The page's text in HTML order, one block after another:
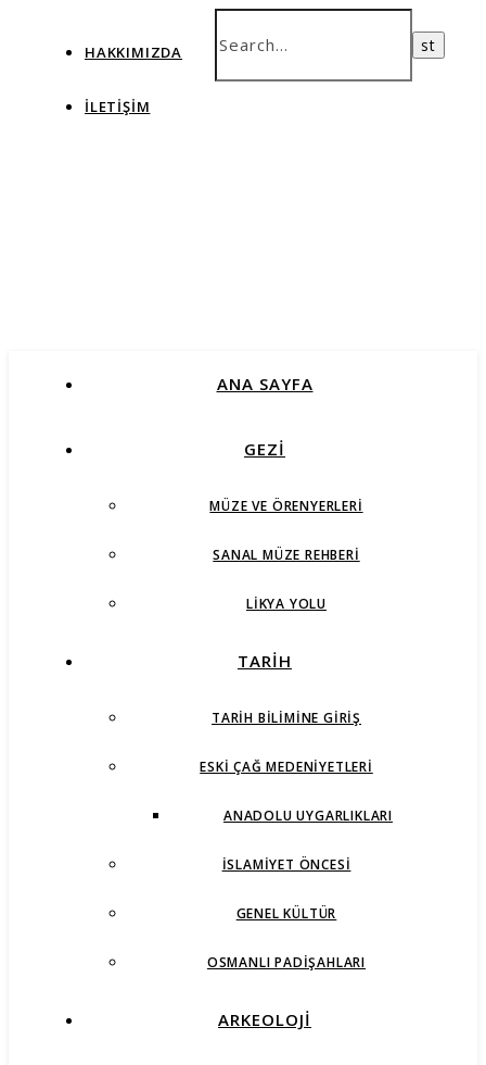
HAKKIMIZDA
İLETIŞIM
ANA SAYFA
GEZİ
MÜZE VE ÖRENYERLERI
SANAL MÜZE REHBERI
LIKYA YOLU
TARİH
TARIH BILIMINE GIRIŞ
ESKI ÇAĞ MEDENIYETLERI
ANADOLU UYGARLIKLARI
İSLAMIYET ÖNCESI
GENEL KÜLTÜR
OSMANLI PADIŞAHLARI
ARKEOLOJİ